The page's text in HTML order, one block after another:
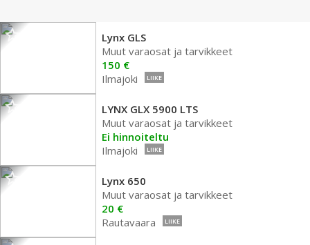
Lynx GLS
Muut varaosat ja tarvikkeet
150 €
Ilmajoki
LIIKE
LYNX GLX 5900 LTS
Muut varaosat ja tarvikkeet
Ei hinnoiteltu
Ilmajoki
LIIKE
Lynx 650
Muut varaosat ja tarvikkeet
20 €
Rautavaara
LIIKE